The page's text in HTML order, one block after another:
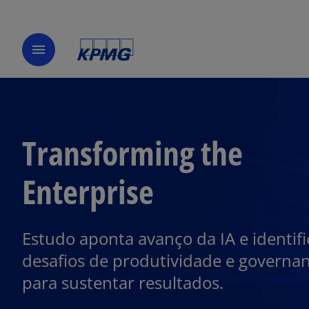
menu
Transforming the
Enterprise
Estudo aponta avanço da IA e
desafios de produtividade e
para sustentar resultados.